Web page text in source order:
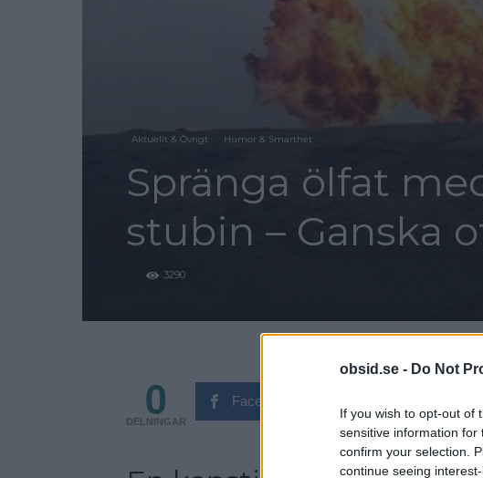
obsid.se - Do Not
If you wish to opt-out of
sensitive information
confirm your selection.
continue seeing
Aktuellt & Övrigt Humor & Smarthet
Spränga ölfat
stubin – Ganska
3290
0
DELNINGAR
Facebook